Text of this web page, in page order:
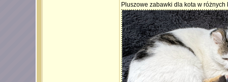
Pluszowe zabawki dla kota w różnych